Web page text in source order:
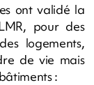
ont validé la
pour des
logements,
de vie mais
: